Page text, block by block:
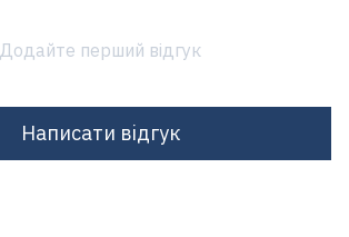
Додайте перший відгук
Написати відгук